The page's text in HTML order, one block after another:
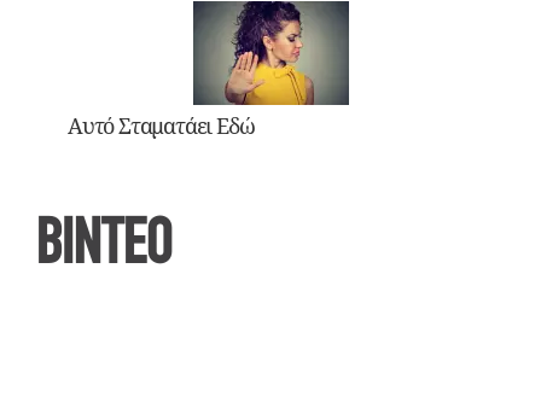
Αυτό Σταματάει Εδώ
ΒΙΝΤΕΟ